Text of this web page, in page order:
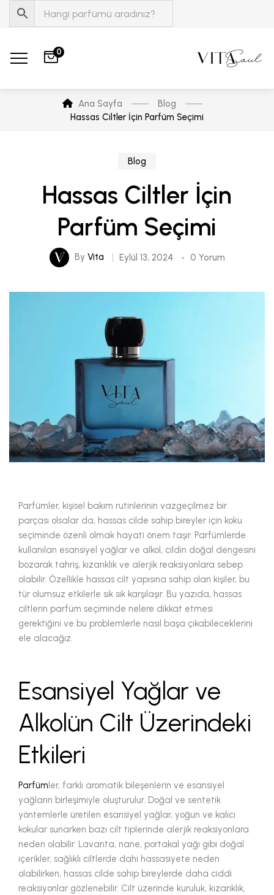
0
Ana Sayfa
Blog
Hassas Ciltler İçin Parfüm Seçimi
Blog
Hassas Ciltler İçin
Parfüm Seçimi
By Vita Eylül 13, 2024 0 Yorum
Parfümler, kişisel bakım rutinlerinin vazgeçilmez bir
parçası olsalar da, hassas cilde sahip bireyler için koku
seçiminde özenli olmak hayati önem taşır. Parfümlerde
kullanılan esansiyel yağlar ve alkol, cildin doğal dengesini
bozarak tahriş, kızarıklık ve alerjik reaksiyonlara sebep
olabilir. Özellikle hassas cilt yapısına sahip olan kişiler, bu
tür olumsuz etkilerle sık sık karşılaşır. Bu yazıda, hassas
ciltlerin parfüm seçiminde nelere dikkat etmesi
gerektiğini ve bu problemlerle nasıl başa çıkabileceklerini
ele alacağız.
Esansiyel Yağlar ve
Alkolün Cilt Üzerindeki
Etkileri
Parfüm ler, farklı aromatik bileşenlerin ve esansiyel
yağların birleşimiyle oluşturulur. Doğal ve sentetik
yöntemlerle üretilen esansiyel yağlar, yoğun ve kalıcı
kokular sunarken bazı cilt tiplerinde alerjik reaksiyonlara
neden olabilir. Lavanta, nane, portakal yağı gibi doğal
içerikler, sağlıklı ciltlerde dahi hassasiyete neden
olabilirken, hassas cilde sahip bireylerde daha ciddi
reaksiyonlar gözlenebilir. Cilt üzerinde kuruluk, kızarıklık,